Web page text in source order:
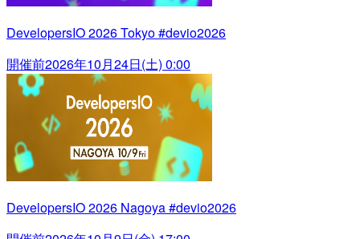
DevelopersIO 2026 Tokyo #devio2026
開催前2026年10月24日(土) 0:00
DevelopersIO 2026 Nagoya #devio2026